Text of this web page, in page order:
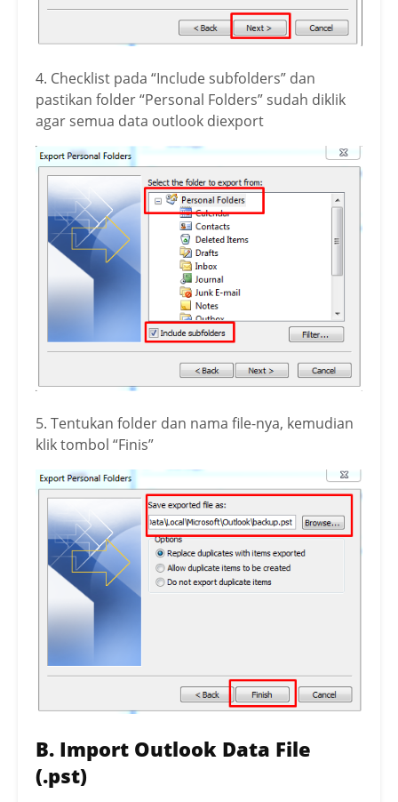
4. Checklist pada “Include subfolders” dan
pastikan folder “Personal Folders” sudah diklik
agar semua data outlook diexport
5. Tentukan folder dan nama file-nya, kemudian
klik tombol “Finis”
B. Import Outlook Data File
(.pst)